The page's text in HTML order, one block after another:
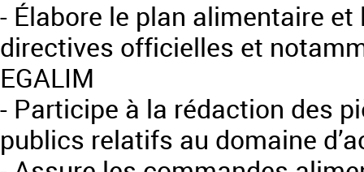
- Élabore le plan alimentaire
directives officielles et
EGALIM
- Participe à la rédaction des
publics relatifs au domaine